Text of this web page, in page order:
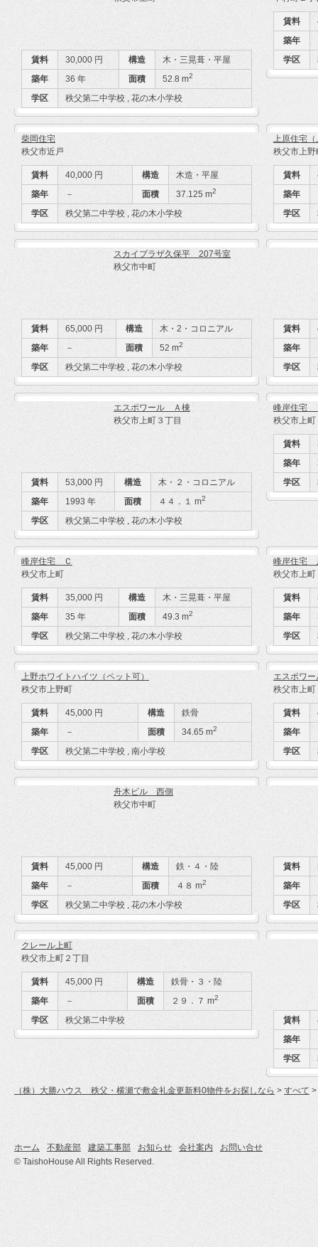
賃料 30,000 円 構造
木・三晃葺・平屋
築年
36 年 面積 52.8 m2
学区 秩父第二中学校 , 花の木小学校
賃料
築年
学区
柴岡住宅
秩父市近戸
賃料 40,000 円 構造
木造・平屋
築年
－ 面積 37.125 m2
学区 秩父第二中学校 , 花の木小学校
上原住宅（
秩父市上野
賃料
築年
学区
スカイプラザ久保平 207号室
秩父市中町
賃料 65,000 円 構造
木・2・コロニアル
築年
－ 面積 52 m2
学区 秩父第二中学校 , 花の木小学校
賃料
築年
学区
エスポワール Ａ棟
秩父市上町３丁目
賃料 53,000 円 構造
木・２・コロニアル
築年
1993 年 面積 ４４．１ m2
学区 秩父第二中学校 , 花の木小学校
峰岸住宅
秩父市上町
賃料
築年
学区
峰岸住宅 Ｃ
秩父市上町
賃料 35,000 円 構造
木・三晃葺・平屋
築年
35 年 面積 49.3 m2
学区 秩父第二中学校 , 花の木小学校
峰岸住宅
秩父市上町
賃料
築年
学区
上野ホワイトハイツ（ペット可）
秩父市上野町
賃料 45,000 円 構造
鉄骨
築年
－ 面積 34.65 m2
学区 秩父第二中学校 , 南小学校
エスポワ
秩父市上町
賃料
築年
学区
舟木ビル 西側
秩父市中町
賃料 45,000 円 構造
鉄・４・陸
築年
－ 面積 ４８ m2
学区 秩父第二中学校 , 花の木小学校
賃料
築年
学区
クレール上町
秩父市上町２丁目
賃料 45,000 円 構造
鉄骨・３・陸
築年
－ 面積 ２９．７ m2
学区 秩父第二中学校 賃料
築年
学区
（株）大勝ハウス 秩父・横瀬で敷金礼金更新料0物件をお探しなら > すべて >
ホーム 不動産部 建築工事部 お知らせ 会社案内
お問い合せ
© TaishoHouse All Rights Reserved.